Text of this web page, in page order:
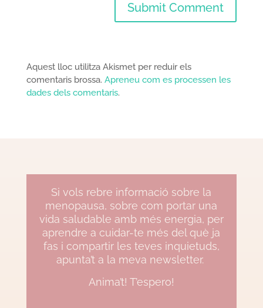
Aquest lloc utilitza Akismet per reduir els
comentaris brossa. Apreneu com es processen les
dades dels comentaris.
Si vols rebre informació sobre la
menopausa, sobre com portar una
vida saludable amb més energia, per
aprendre a cuidar-te més del què ja
fas i compartir les teves inquietuds,
apunta’t a la meva newsletter.
Anima’t! T’espero!